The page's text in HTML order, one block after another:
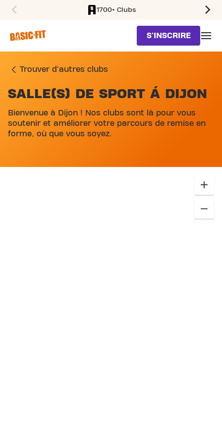
1700+ Clubs
S'INSCRIRE
Trouver d'autres clubs
SKIP MAP LIST
SALLE(S) DE SPORT Á DIJON
Bienvenue à Dijon ! Nos clubs sont là pour vous
soutenir et améliorer votre parcours de remise en
forme, où que vous soyez.